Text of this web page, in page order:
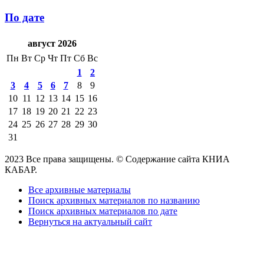
По дате
август 2026
Пн Вт Ср Чт Пт Сб Вс
1
2
3
4 5 6 7 8
9
10 11 12 13 14 15 16
17 18 19 20 21 22 23
24 25 26 27 28 29 30
31
2023 Все права защищены. © Содержание сайта КНИА
КАБАР.
Все архивные материалы
Поиск архивных материалов по названию
Поиск архивных материалов по дате
Вернуться на актуальный сайт